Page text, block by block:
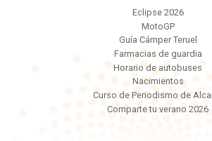
Eclipse 2026
MotoGP
Guía Cámper Teruel
Farmacias de guardia
Horario de autobuses
Nacimientos
Curso de Periodismo de
Comparte tu verano 2026